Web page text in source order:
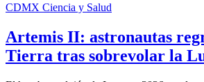
CDMX Ciencia y Salud
Artemis II: astronautas
Tierra tras sobrevolar la